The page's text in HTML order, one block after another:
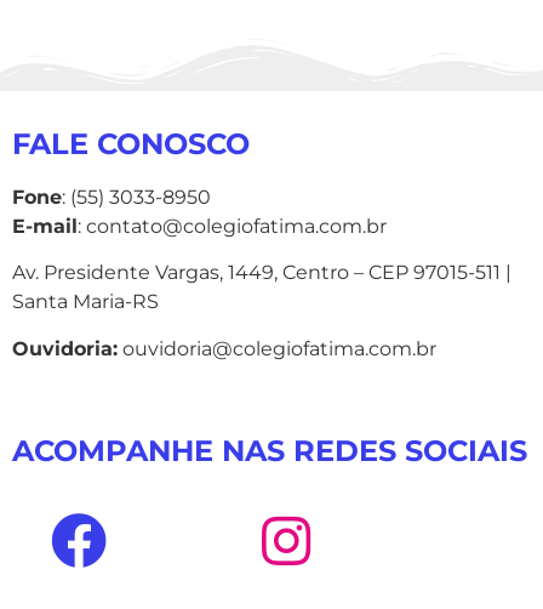
FALE CONOSCO
Fone: (55) 3033-8950
E-mail: contato@colegiofatima.com.br
Av. Presidente Vargas, 1449, Centro – CEP 97015-511 |
Santa Maria-RS
Ouvidoria: ouvidoria@colegiofatima.com.br
ACOMPANHE NAS REDES SOCIAIS